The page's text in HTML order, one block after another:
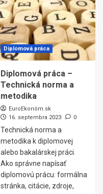
Diplomová práca
Diplomová práca –
Technická norma a
metodika
EuroEkonóm.sk
16. septembra 2023
0
Technická norma a
metodika k diplomovej
alebo bakalárskej práci.
Ako správne napísať
diplomovú prácu: formálna
stránka, citácie, zdroje,